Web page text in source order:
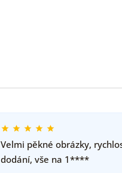
Velmi pěkné obrázky,
dodání, vše na 1****